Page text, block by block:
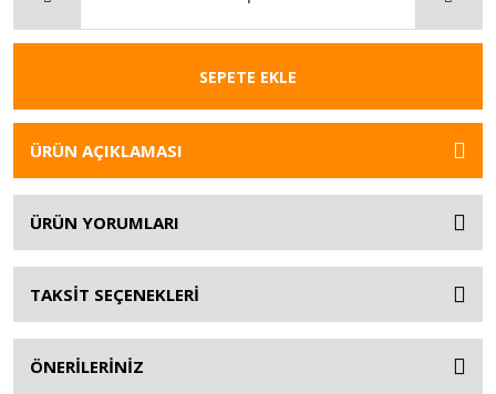
SEPETE EKLE
ÜRÜN AÇIKLAMASI
ÜRÜN YORUMLARI
TAKSİT SEÇENEKLERİ
ÖNERİLERİNİZ